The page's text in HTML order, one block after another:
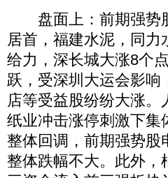
盘面上：前期强势
居首，福建水泥，同
给力，深长城大涨8个
跃，受深圳大运会影响
店等受益股纷纷大涨
纸业冲击涨停刺激下集
整体回调，前期强势
整体跌幅不大。此外